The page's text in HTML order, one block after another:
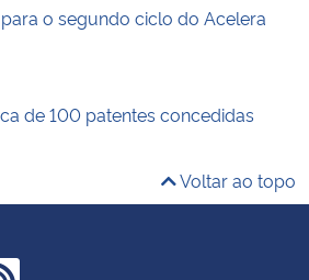
o segundo ciclo do Acelera
de 100 patentes concedidas
Voltar ao topo